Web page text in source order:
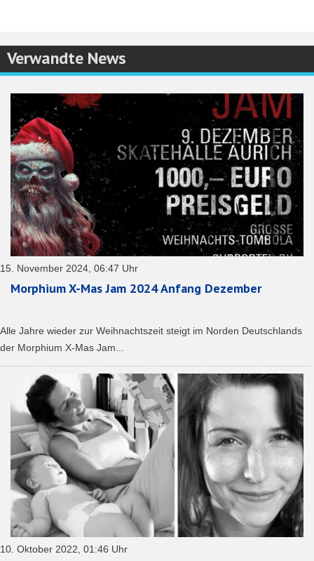
Verwandte News
15. November 2024, 06:47 Uhr
Morphium X-Mas Jam 2024 Anfang Dezember
Alle Jahre wieder zur Weihnachtszeit steigt im Norden Deutschlands
der Morphium X-Mas Jam...
10. Oktober 2022, 01:46 Uhr